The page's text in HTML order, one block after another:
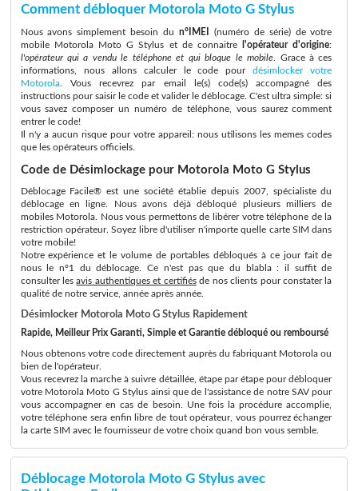
Comment débloquer Motorola Moto G Stylus
Nous avons simplement besoin du n°IMEI
(numéro de série) de votre
mobile Motorola Moto G Stylus et de connaitre
l'opérateur d'origine:
l'opérateur qui a vendu le téléphone et qui bloque le mobile . Grace à ces
informations, nous allons calculer le code pourdésimlocker votre
Motorola. Vous recevrez par email le(s) code(s) accompagné des
instructions pour saisir le code et valider le déblocage. C'est ultra simple: si
vous savez composer un numéro de téléphone, vous saurez comment
entrer le code!
Il n'y a aucun risque pour votre appareil: nous utilisons les memes codes
que les opérateurs officiels.
Code de Désimlockage pour Motorola Moto G Stylus
Déblocage Facile® est une société établie depuis 2007, spécialiste du
déblocage en ligne. Nous avons déjà débloqué plusieurs milliers de
mobiles Motorola. Nous vous permettons de libérer votre téléphone de la
restriction opérateur. Soyez libre d'utiliser n'importe quelle carte SIM dans
votre mobile!
Notre expérience et le volume de portables débloqués à ce jour fait de
nous le n°1 du déblocage. Ce n'est pas que du blabla : il suffit de
consulter lesavis authentiques et certifiésde nos clients pour constater la
qualité de notre service, année après année.
Désimlocker Motorola Moto G Stylus Rapidement
Rapide, Meilleur Prix Garanti, Simple et Garantie débloqué ou remboursé
Nous obtenons votre code directement auprès du fabriquant Motorola ou
bien de l'opérateur.
Vous recevrez la marche à suivre détaillée, étape par étape pour débloquer
votre Motorola Moto G Stylus ainsi que de l'assistance de notre SAV pour
vous accompagner en cas de besoin. Une fois la procédure accomplie,
votre téléphone sera enfin libre de tout opérateur, vous pourrez échanger
la carte SIM avec le fournisseur de votre choix quand bon vous semble.
Déblocage Motorola Moto G Stylus avec